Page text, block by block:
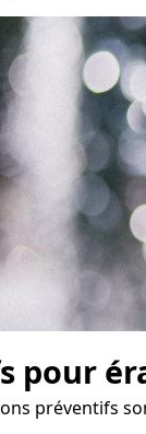
pour
préventifs